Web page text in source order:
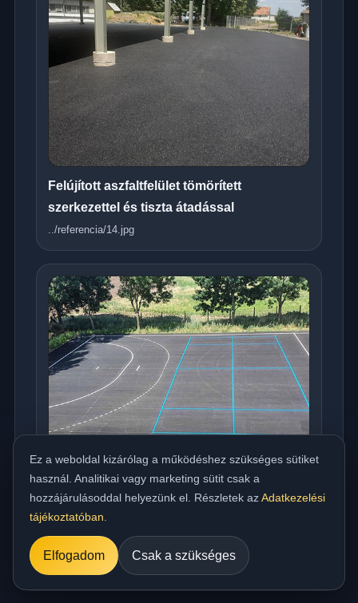
Felújított aszfaltfelület tömörített
szerkezettel és tiszta átadással
../referencia/14.jpg
Országos meleg aszfaltozás udvarra,
../referencia/15.jpg
Ez a weboldal kizárólag a működéshez szükséges sütiket
használ. Analitikai vagy marketing sütit csak a
hozzájárulásoddal helyezünk el. Részletek azAdatkezelési
tájékoztatóban
Elfogadom Csak a szükséges